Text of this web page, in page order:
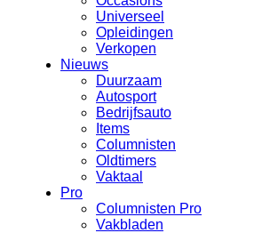
Universeel
Opleidingen
Verkopen
Nieuws
Duurzaam
Autosport
Bedrijfsauto
Items
Columnisten
Oldtimers
Vaktaal
Pro
Columnisten Pro
Vakbladen